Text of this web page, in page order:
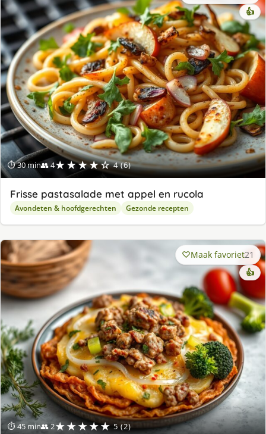
⏱ 30 min👥 4★★★★☆ 4 (6)
👍
Frisse pastasalade met appel en rucola
Avondeten & hoofdgerechten Gezonde recepten
⏱ 45 min👥 2★★★★★ 5 (2)
Maak favoriet21
👍